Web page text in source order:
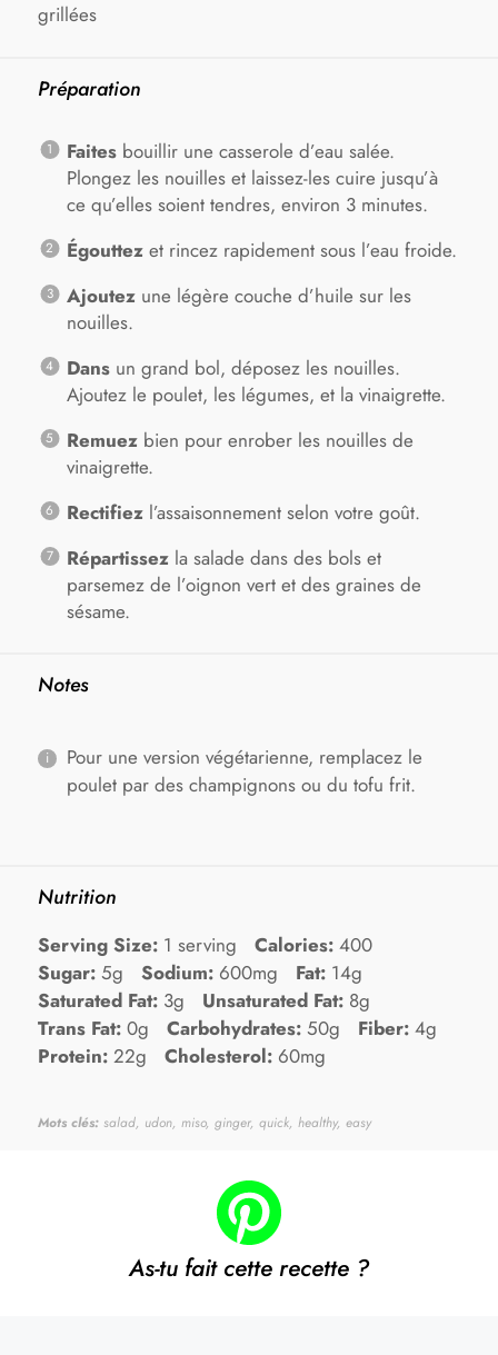
grillées
Préparation
Faitesbouillir une casserole d’eau salée.
Plongez les nouilles et laissez-les cuire jusqu’à
ce qu’elles soient tendres, environ 3 minutes.
Égouttezet rincez rapidement sous l’eau froide.
Ajoutezune légère couche d’huile sur les
nouilles.
Dansun grand bol, déposez les nouilles.
Ajoutez le poulet, les légumes, et la vinaigrette.
Remuezbien pour enrober les nouilles de
vinaigrette.
Rectifiezl’assaisonnement selon votre goût.
Répartissezla salade dans des bols et
parsemez de l’oignon vert et des graines de
sésame.
Notes
Pour une version végétarienne, remplacez le
poulet par des champignons ou du tofu frit.
Nutrition
Serving Size: 1 serving Calories: 400
Sugar: 5g Sodium: 600mg Fat: 14g
Saturated Fat: 3g Unsaturated Fat: 8g
Trans Fat: 0g Carbohydrates: 50g Fiber: 4g
Protein: 22g Cholesterol: 60mg
Mots clés: salad, udon, miso, ginger, quick, healthy, easy
As-tu fait cette recette ?